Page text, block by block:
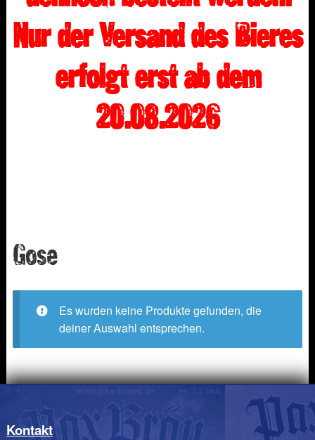
Nur der Versand des Bieres
erfolgt erst ab dem
20.08.2026
Gose
Es wurden keine Produkte gefunden, die
deiner Auswahl entsprechen.
Kontakt